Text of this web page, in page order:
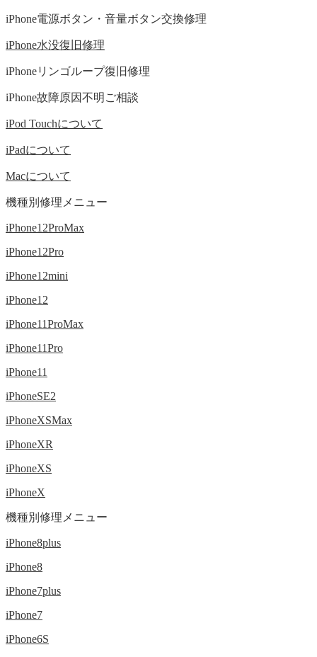
iPhone電源ボタン・音量ボタン交換修理
iPhone水没復旧修理
iPhoneリンゴループ復旧修理
iPhone故障原因不明ご相談
iPod Touchについて
iPadについて
Macについて
機種別修理メニュー
iPhone12ProMax
iPhone12Pro
iPhone12mini
iPhone12
iPhone11ProMax
iPhone11Pro
iPhone11
iPhoneSE2
iPhoneXSMax
iPhoneXR
iPhoneXS
iPhoneX
機種別修理メニュー
iPhone8plus
iPhone8
iPhone7plus
iPhone7
iPhone6S